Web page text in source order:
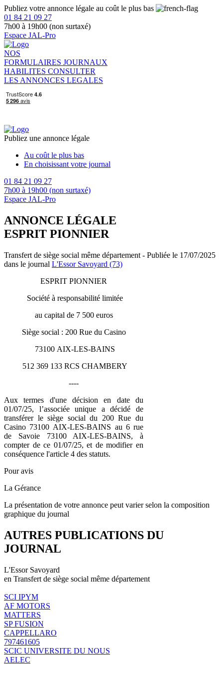
Publiez votre annonce légale au coût le plus bas
01 84 21 09 27
7h00 à 19h00 (non surtaxé)
Espace JAL-Pro
NOS
FORMULAIRES JOURNAUX
HABILITES CONSULTER
LES ANNONCES LEGALES
Publiez une annonce légale
Au coût le plus bas
En choisissant votre journal
01 84 21 09 27
7h00 à 19h00 (non surtaxé)
Espace JAL-Pro
ANNONCE LÉGALE
ESPRIT PIONNIER
Transfert de siège social même département - Publiée le 17/07/2025
dans le journal L'Essor Savoyard (73)
ESPRIT PIONNIER
Société à responsabilité limitée
au capital de 7 500 euros
Siège social : 200 Rue du Casino
73100 AIX-LES-BAINS
512 369 133 RCS CHAMBERY
----
Aux termes d'une décision en date du
01/07/25, l’associée unique a décidé de
transférer le siège social du 200 Rue du
Casino 73100 AIX-LES-BAINS au 6 rue
de Savoie 73100 AIX-LES-BAINS, à
compter de ce 01/07/25, et de modifier en
conséquence l'article 4 des statuts.
Pour avis
La Gérance
La présentation de votre annonce peut varier selon la composition
graphique du journal
AUTRES PUBLICATIONS DU
JOURNAL
L'Essor Savoyard
en Transfert de siège social même département
SCI IPYM
AF MOTORS
MATTERS
SP FUSION
CAPPELLARO
797461605
SCIC UNIVERSITE DU NOUS
AELEC